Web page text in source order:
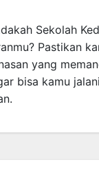
Sekolah
Pastikan
yang
bisa kamu